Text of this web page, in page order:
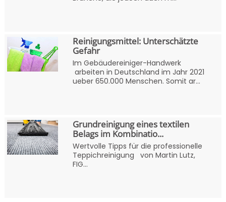
Reinigungsmittel: Unterschätzte
Gefahr
Im Gebäudereiniger-Handwerk
arbeiten in Deutschland im Jahr 2021
ueber 650.000 Menschen. Somit ar...
Grundreinigung eines textilen
Belags im Kombinatio...
Wertvolle Tipps für die professionelle
Teppichreinigung von Martin Lutz,
FIG...